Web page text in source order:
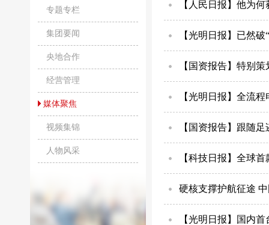
专题专栏
集团要闻
央地合作
经营管理
媒体聚焦
视频集锦
人物风采
【人民日报】他为
【光明日报】已然
【国资报告】特别
【光明日报】全流
【国资报告】跟随
【科技日报】全球
硬核支撑护航征途
【光明日报】国内